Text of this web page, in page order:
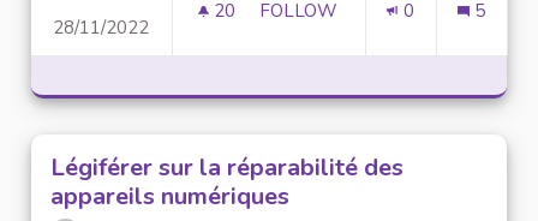
28/11/2022
20 20 FOLLOWERS
FOLLOW 0 5
Légiférer sur la réparabilité des
appareils numériques